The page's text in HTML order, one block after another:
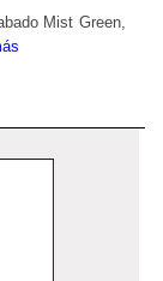
Mist Green,